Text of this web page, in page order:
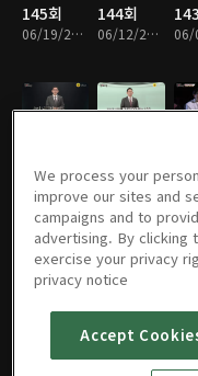
145회
06/19/2026 • 45분
144회
06/12/2026 • 45분
133회
03/27/2026 • 45분
132회
We process your
improve our sites and
campaigns and to
advertising. By clicking
exercise your privacy
privacy notice
Accept